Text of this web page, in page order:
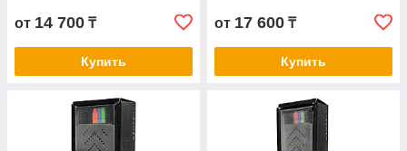
от 14 700 ₸
Купить
от 17 600 ₸
Купить